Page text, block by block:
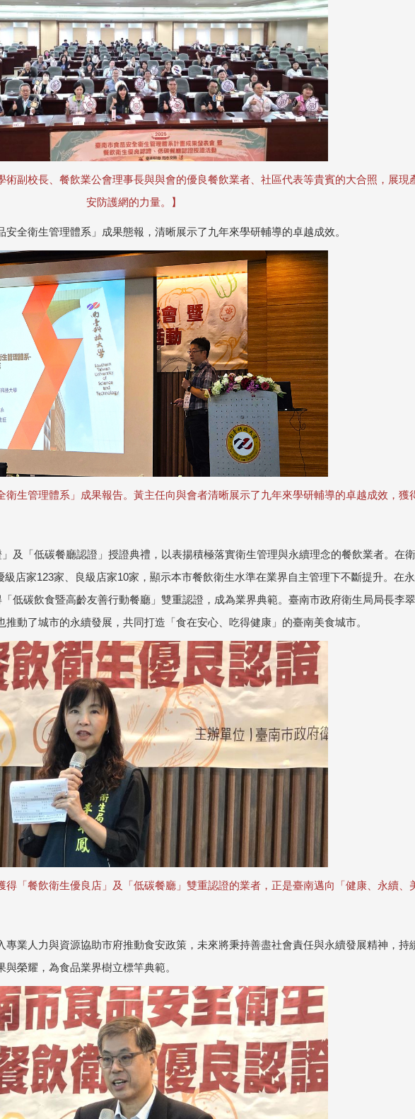
術副校長、餐飲業公會理事長與與會的優良餐飲業者、社區代表等貴賓的大合照，展現
安防護網的力量。】
全衛生管理體系」成果態報，清晰展示了九年來學研輔導的卓越成效。
衛生管理體系」成果報告。黃主任向與會者清晰展示了九年來學研輔導的卓越成效，獲
及「低碳餐廳認證」授證典禮，以表揚積極落實衛生管理與永續理念的餐飲業者。在
店家123家、良級店家10家，顯示本市餐飲衛生水準在業界自主管理下不斷提升。在
低碳飲食暨高齡友善行動餐廳」雙重認證，成為業界典範。臺南市政府衛生局局長李
動了城市的永續發展，共同打造「食在安心、吃得健康」的臺南美食城市。
「餐飲衛生優良店」及「低碳餐廳」雙重認證的業者，正是臺南邁向「健康、永續、
業人力與資源協助市府推動食安政策，未來將秉持善盡社會責任與永續發展精神，持
榮耀，為食品業界樹立標竿典範。